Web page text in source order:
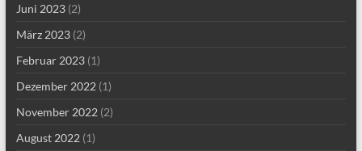
Juni 2023(2)
März 2023(2)
Februar 2023(1)
Dezember 2022(1)
November 2022(2)
August 2022(1)